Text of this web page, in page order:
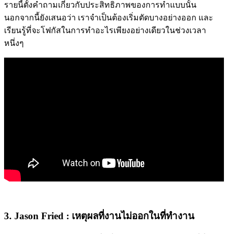
รายนี้ตั้งคำถามเกี่ยวกับประสิทธิภาพของการทำแบบนั้น
นอกจากนี้ยังเสนอว่า เราจำเป็นต้องเริ่มตัดบางอย่างออก และ
เรียนรู้ที่จะโฟกัสในการทำอะไรเพียงอย่างเดียวในช่วงเวลา
หนึ่งๆ
3. Jason Fried : เหตุผลที่งานไม่ออกในที่ทำงาน